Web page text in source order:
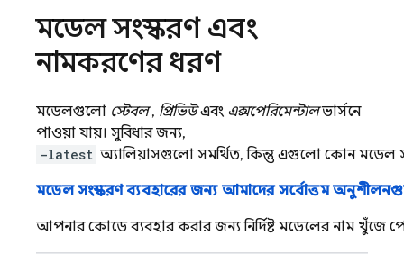
মডেল সংস্করণ এবং
নামকরণের ধরণ
মডেলগুলো স্টেবল, প্রিভিউএবং এক্সপেরিমেন্টালভার্সনে
পাওয়া যায়। সুবিধার জন্য,
-latest অ্যালিয়াসগুলো সমর্থিত, কিন্তু এগুলো কোন মডেল
মডেল সংস্করণ ব্যবহারের জন্য আমাদের সর্বোত্তম
আপনার কোডে ব্যবহার করার জন্য নির্দিষ্ট মডেলের নাম খুঁজে